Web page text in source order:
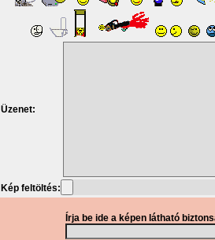
Üzenet:
Kép feltöltés:
Írja be ide a képen látható